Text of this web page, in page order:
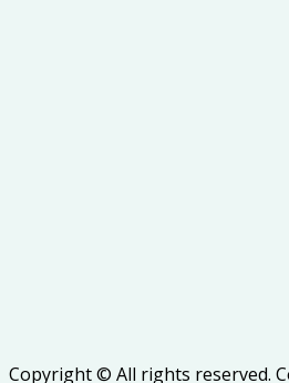
Copyright © All rights reserved.